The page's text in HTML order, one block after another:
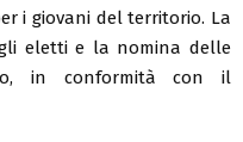
i giovani del territorio. La
eletti e la nomina delle
in conformità con il